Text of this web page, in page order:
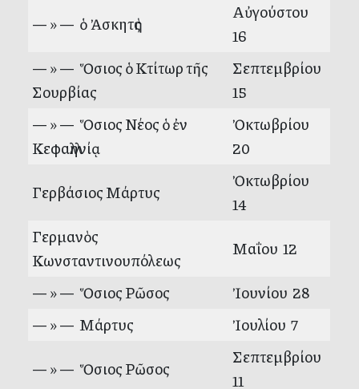
— » — ὁ Ἀσκητὴς
Αὐγούστου
16
— » — Ὅσιος ὁ Κτίτωρ τῆς
Σουρβίας
Σεπτεμβρίου
15
— » — Ὅσιος Νέος ὁ ἐν
Κεφαλληνίᾳ
Ὀκτωβρίου
20
Γερβάσιος Μάρτυς
Ὀκτωβρίου
14
Γερμανὸς
Κωνσταντινουπόλεως
Μαΐου 12
— » — Ὅσιος Ρῶσος
Ἰουνίου 28
— » — Μάρτυς
Ἰουλίου 7
— » — Ὅσιος Ρῶσος
Σεπτεμβρίου
11